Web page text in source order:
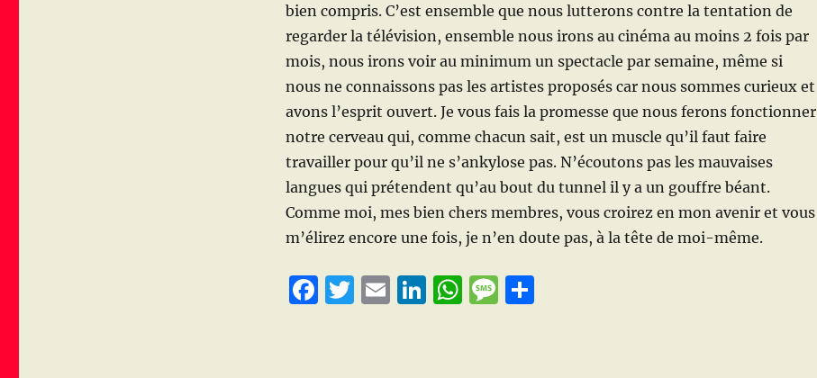
bien compris. C’est ensemble que nous lutterons contre la tentation de
regarder la télévision, ensemble nous irons au cinéma au moins 2 fois par
mois, nous irons voir au minimum un spectacle par semaine, même si
nous ne connaissons pas les artistes proposés car nous sommes curieux et
avons l’esprit ouvert. Je vous fais la promesse que nous ferons fonctionner
notre cerveau qui, comme chacun sait, est un muscle qu’il faut faire
travailler pour qu’il ne s’ankylose pas. N’écoutons pas les mauvaises
langues qui prétendent qu’au bout du tunnel il y a un gouffre béant.
Comme moi, mes bien chers membres, vous croirez en mon avenir et vous
m’élirez encore une fois, je n’en doute pas, à la tête de moi-même.
F T E Li W M P